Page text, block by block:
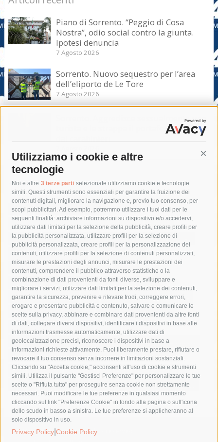
Utilizziamo i cookie e altre
tecnologie
Noi e altre 3 terze parti selezionate utilizziamo cookie e tecnologie
simili. Questi strumenti sono essenziali per garantire la fruizione dei
contenuti digitali, migliorare la navigazione e, previo tuo consenso, per
scopi pubblicitari. Ad esempio, potremmo utilizzare i tuoi dati per le
seguenti finalità: archiviare informazioni su dispositivo e/o accedervi,
utilizzare dati limitati per la selezione della pubblicità, creare profili per
la pubblicità personalizzata, utilizzare profili per la selezione di
pubblicità personalizzata, creare profili per la personalizzazione dei
contenuti, utilizzare profili per la selezione di contenuti personalizzati,
misurare le prestazioni degli annunci, misurare le prestazioni dei
contenuti, comprendere il pubblico attraverso statistiche o la
combinazione di dati provenienti da fonti diverse, sviluppare e
migliorare i servizi, utilizzare dati limitati per la selezione dei contenuti,
garantire la sicurezza, prevenire e rilevare frodi, correggere errori,
erogare e presentare pubblicità e contenuto, salvare e comunicare le
scelte sulla privacy, abbinare e combinare dati provenienti da altre fonti
di dati, collegare diversi dispositivi, identificare i dispositivi in base alle
informazioni trasmesse automaticamente, utilizzare dati di
geolocalizzazione precisi, riconoscere i dispositivi in base a
informazioni richieste attivamente. Puoi liberamente prestare, rifiutare o
revocare il tuo consenso senza incorrere in limitazioni sostanziali.
Cliccando su "Accetta cookie," acconsenti all'uso di cookie e strumenti
simili. Utilizza il pulsante "Gestisci Preferenze" per personalizzare le tue
scelte o "Rifiuta tutto" per proseguire senza cookie non strettamente
necessari. Puoi modificare le tue preferenze in qualsiasi momento
cliccando sul link "Preferenze Cookie" in fondo alla pagina o sull'icona
dello scudo in basso a sinistra. Le tue preferenze si applicheranno al
solo dispositivo in uso.
Privacy Policy Cookie Policy
Piano di Sorrento. “Peggio di Cosa
Nostra”, odio social contro la giunta.
Ipotesi denuncia
7 Agosto 2026
Sorrento. Nuovo sequestro per l’area
dell’eliporto de Le Tore
7 Agosto 2026
Sorrento. Aggredisce sessualmente una
turista e le strappa il portafogli, fermato
Tag
acqua allerta meteo
anas
area marina protetta di punta campanella
arresto
Asl Napoli 3 sud
capitaneria di porto capri
carabinieri
castellammare di stabia
circumvesuviana
comune di sorrento
concerto
contagi
costiera amalfitana
covid-19 eav
elezioni
fondazione sorrento
gori guardia costiera
incidente
lavori
lorenzo balducelli mare
massa lubrense
massimo coppola
Meta napoli
ordinanza
penisola sorrentina
piano di sorrento
polizia municipale
protezione civile
Regione Campania
sant'agnello
sindaco cuomo
sorrento studenti temporali
treni
turismo
Vico Equense villa fiorentino vincenzo de luca
© 2015 SorrentoPress. All rights reserved.